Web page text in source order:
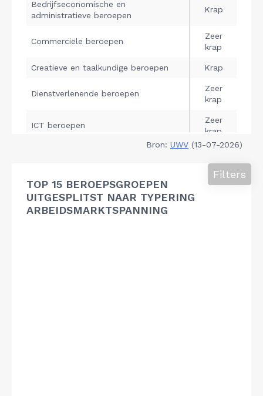
Bron: UWV (13-07-2026)
TOP 15 BEROEPSGROEPEN
UITGESPLITST NAAR TYPERING
ARBEIDSMARKTSPANNING
Filters